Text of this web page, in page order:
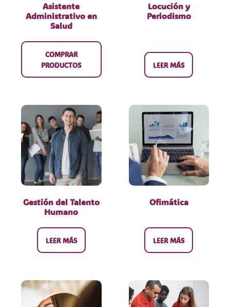
Asistente
Administrativo en
Salud
COMPRAR
PRODUCTOS
Locución y
Periodismo
LEER MÁS
Gestión del Talento
Humano
LEER MÁS
Ofimática
LEER MÁS